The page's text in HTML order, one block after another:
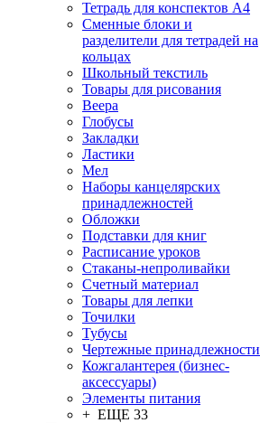
Тетрадь для конспектов А4
Сменные блоки и
разделители для тетрадей на
кольцах
Школьный текстиль
Товары для рисования
Веера
Глобусы
Закладки
Ластики
Мел
Наборы канцелярских
принадлежностей
Обложки
Подставки для книг
Расписание уроков
Стаканы-непроливайки
Счетный материал
Товары для лепки
Точилки
Тубусы
Чертежные принадлежности
Кожгалантерея (бизнес-
аксессуары)
Элементы питания
+ ЕЩЕ 33